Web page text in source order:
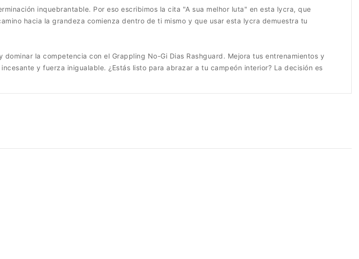
inquebrantable. Por eso escribimos la cita "A sua melhor luta" en esta lycra, que
hacia la grandeza comienza dentro de ti mismo y que usar esta lycra demuestra tu
la competencia con el Grappling No-Gi Dias Rashguard. Mejora tus entrenamientos y
y fuerza inigualable. ¿Estás listo para abrazar a tu campeón interior? La decisión es